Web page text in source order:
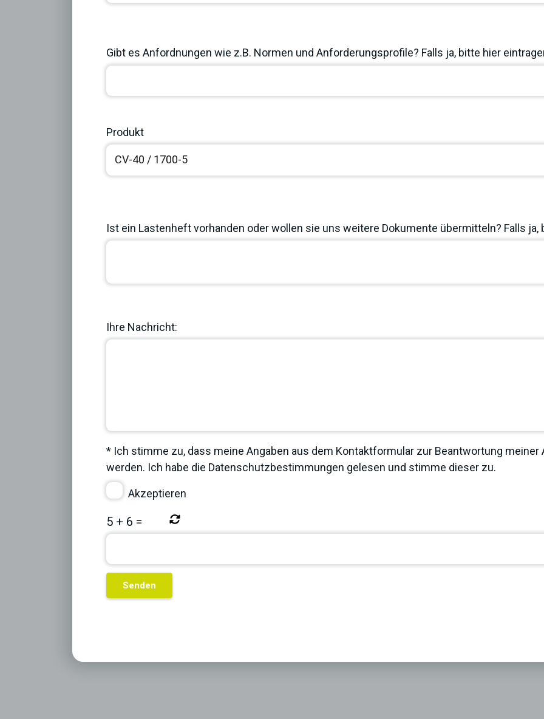
Gibt es Anfordnungen wie z.B. Normen und Anforderungsprofile? Falls ja, bitte hier
Produkt
Ist ein Lastenheft vorhanden oder wollen sie uns weitere Dokumente übermitteln? Falls ja,
Ihre Nachricht:
* Ich stimme zu, dass meine Angaben aus dem Kontaktformular zur Beantwortung meiner
werden. Ich habe die Datenschutzbestimmungen gelesen und stimme dieser zu.
Akzeptieren
5 + 6 =